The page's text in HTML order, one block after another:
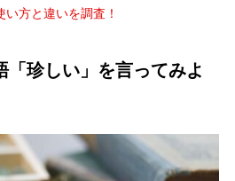
方と違いを調査！
「珍しい」を言ってみよ